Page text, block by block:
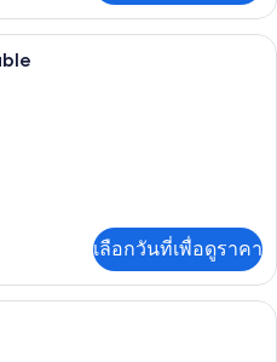
เครื่องนอนระดับพรีเมียม, มินิบาร์, ตู้นิ
เลือกวันที่เพื่อดูราคา
ทีวีจอแอลอีดี 50 นิ้ว พร้อมช่องดาวเทียม